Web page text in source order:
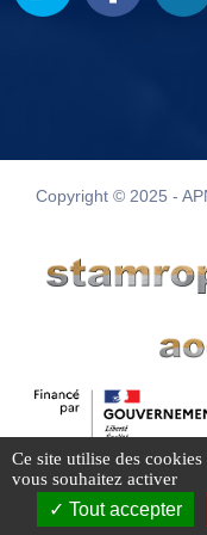
Copyright © 2025 -
Ce site utilise des
vous souhaitez activer
Tout accepter